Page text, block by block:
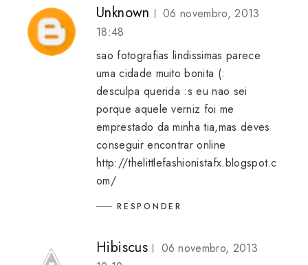
Unknown
06 novembro, 2013
18:48
sao fotografias lindissimas parece
uma cidade muito bonita (:
desculpa querida :s eu nao sei
porque aquele verniz foi me
emprestado da minha tia,mas deves
conseguir encontrar online
http://thelittlefashionistafx.blogspot.c
om/
RESPONDER
Hibiscus
06 novembro, 2013